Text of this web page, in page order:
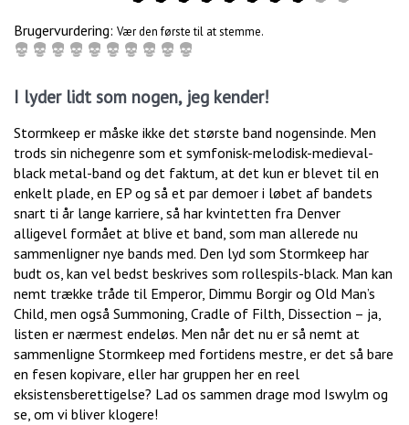
Brugervurdering: Vær den første til at stemme.
I lyder lidt som nogen, jeg kender!
Stormkeep er måske ikke det største band nogensinde. Men
trods sin nichegenre som et symfonisk-melodisk-medieval-
black metal-band og det faktum, at det kun er blevet til en
enkelt plade, en EP og så et par demoer i løbet af bandets
snart ti år lange karriere, så har kvintetten fra Denver
alligevel formået at blive et band, som man allerede nu
sammenligner nye bands med. Den lyd som Stormkeep har
budt os, kan vel bedst beskrives som rollespils-black. Man kan
nemt trække tråde til Emperor, Dimmu Borgir og Old Man’s
Child, men også Summoning, Cradle of Filth, Dissection – ja,
listen er nærmest endeløs. Men når det nu er så nemt at
sammenligne Stormkeep med fortidens mestre, er det så bare
en fesen kopivare, eller har gruppen her en reel
eksistensberettigelse? Lad os sammen drage mod Iswylm og
se, om vi bliver klogere!